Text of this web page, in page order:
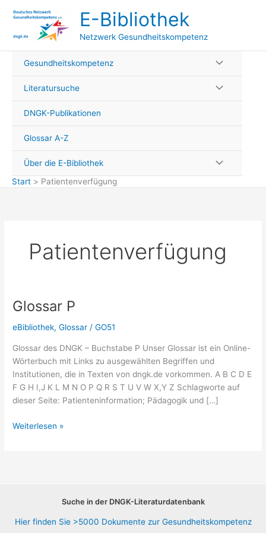
Inhalt
E-Bibliothek
Netzwerk Gesundheitskompetenz
Gesundheitskompetenz
Literatursuche
DNGK-Publikationen
Glossar A-Z
Über die E-Bibliothek
Start
Patientenverfügung
Patientenverfügung
Glossar P
eBibliothek,Glossar /GO51
Glossar des DNGK – Buchstabe P Unser Glossar ist ein Online-
Wörterbuch mit Links zu ausgewählten Begriffen und
Institutionen, die in Texten von dngk.de vorkommen. A B C D E
F G H I,J K L M N O P Q R S T U V W X,Y Z Schlagworte auf
dieser Seite: Patienteninformation; Pädagogik und […]
Glossar
Weiterlesen »
Suche in der DNGK-Literaturdatenbank
Hier finden Sie >5000 Dokumente zur Gesundheitskompetenz